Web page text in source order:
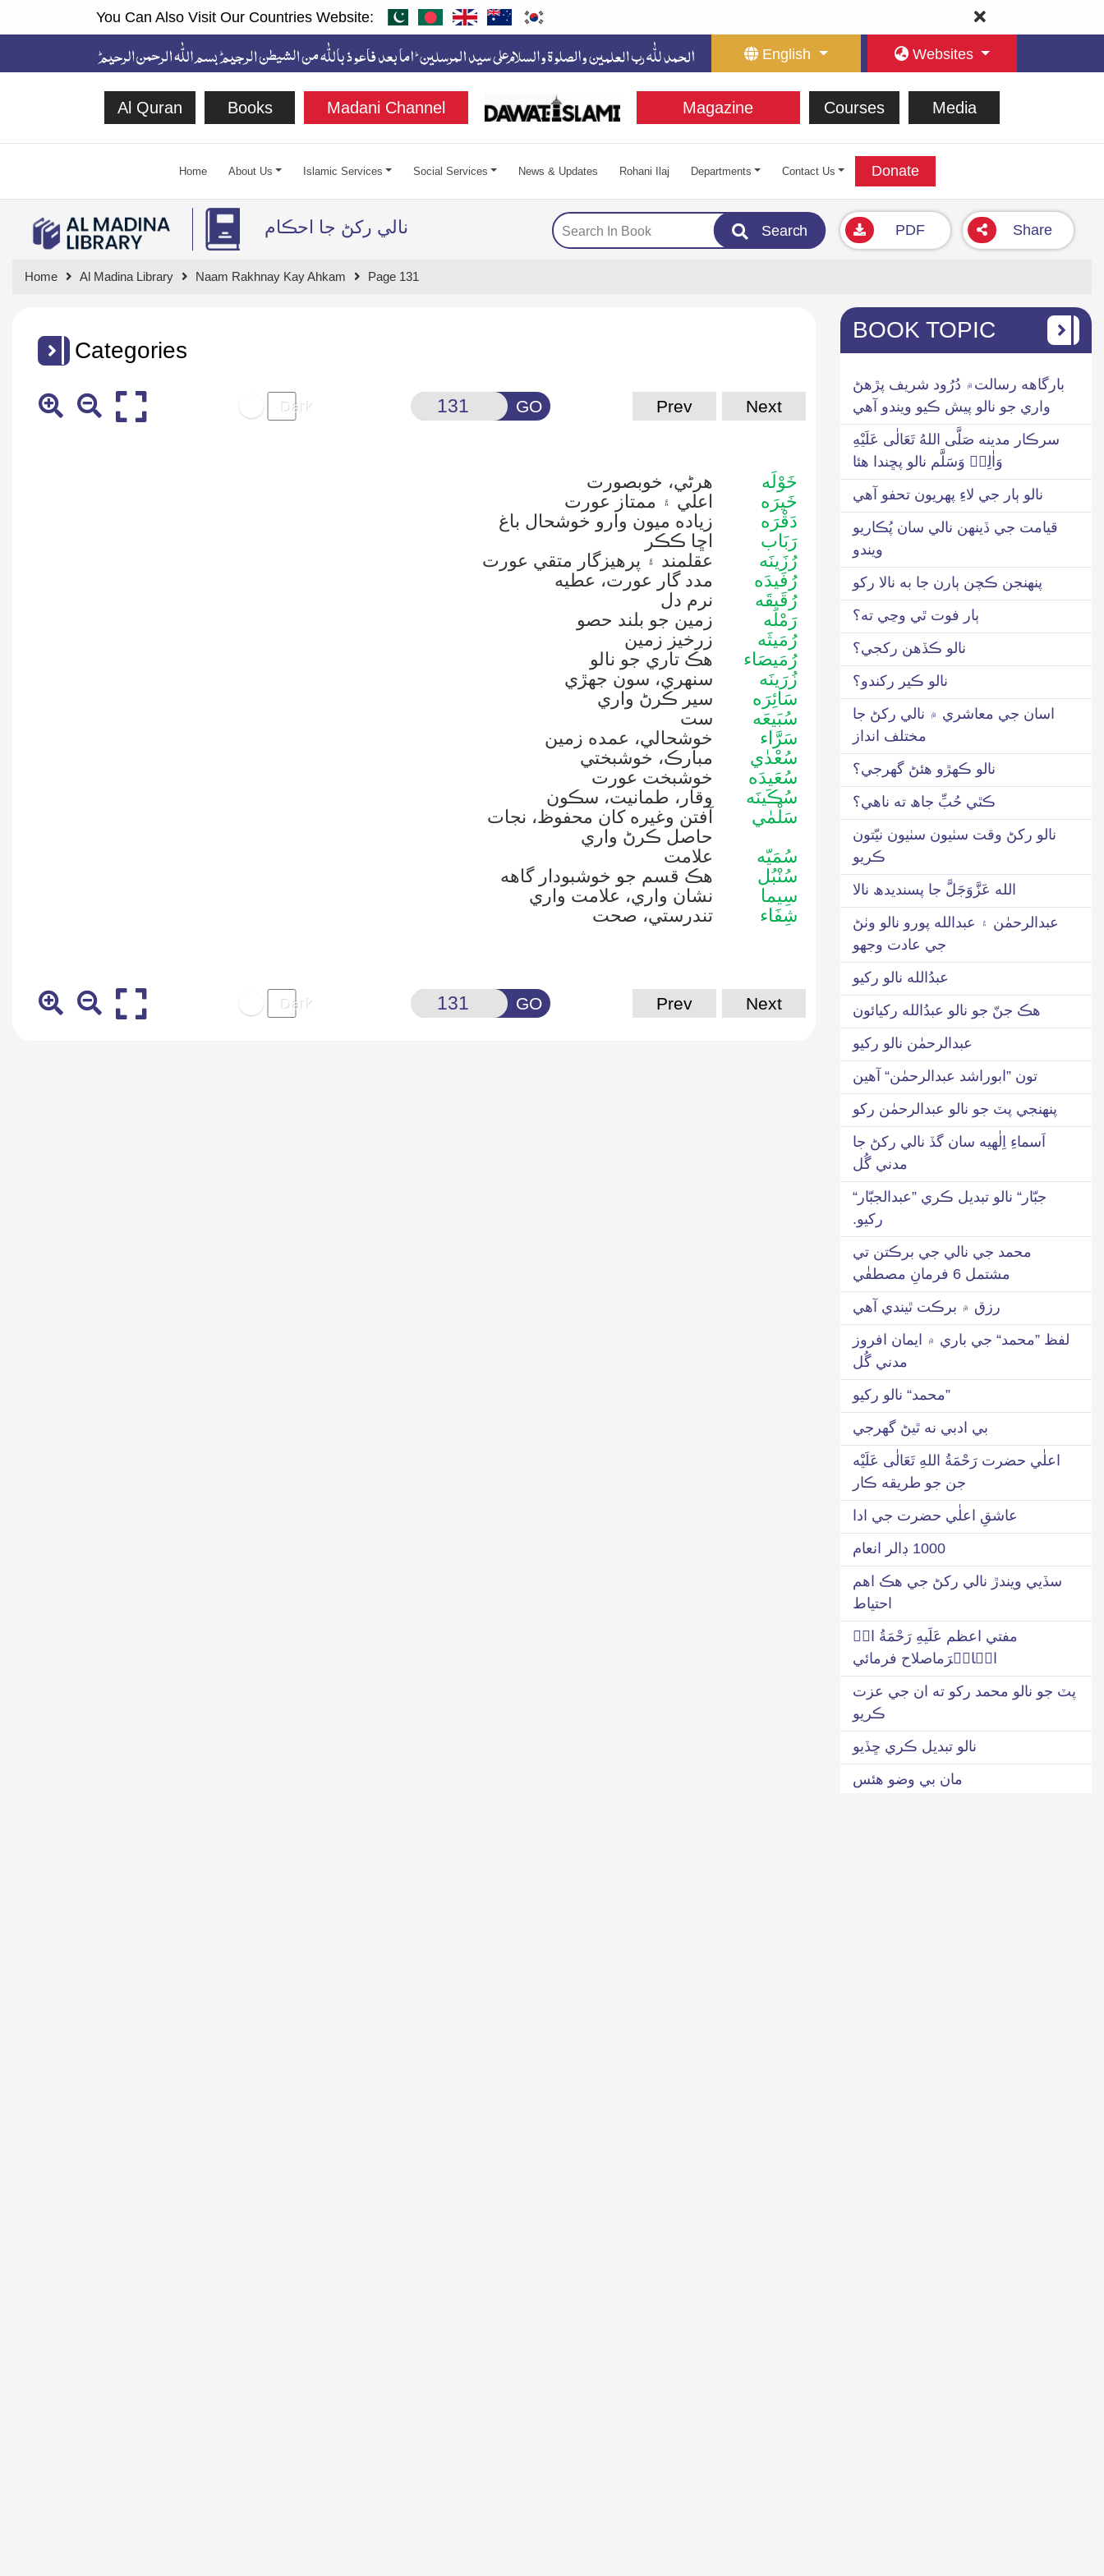
You Can Also Visit Our Countries Website:
English Websites
Al Quran Books Madani Channel Magazine Courses Media
Home About Us Islamic Services Social Services News & Updates Rohani Ilaj Departments Contact Us Donate
نالي رکڻ جا احڪام Search PDF Share
Home Al Madina Library Naam Rakhnay Kay Ahkam Page 131
Categories
GO Prev Next
خَوْلَه
هرڻي، خوبصورت
خَيرَه
اعلي ۽ ممتاز عورت
دَقْرَه
زياده ميون وارو خوشحال باغ
رَبَاب
اڇا ڪڪر
رُزَينَه
عقلمند ۽ پرهيزگار متقي عورت
رُفَيدَه
مدد گار عورت، عطيه
رُقَيقَه
نرم دل
رَمْلَه
زمين جو بلند حصو
رُمَيثَه
زرخيز زمين
رُمَيصَاء
هڪ تاري جو نالو
زُرَينَه
سنهري، سون جهڙي
سَائِرَه
سير ڪرڻ واري
سُبَيعَه
ست
سَرَّاء
خوشحالي، عمده زمين
سُعْدٰي
مبارڪ، خوشبختي
سُعَيدَه
خوشبخت عورت
سُڪَينَه
وقار، طمانيت، سڪون
سَلْمٰي
آفتن وغيره کان محفوظ، نجات
حاصل ڪرڻ واري
سُمَيّه
علامت
سُنْبُل
هڪ قسم جو خوشبودار گاهه
سِيما
نشان واري، علامت واري
شِفَاء
تندرستي، صحت
GO Prev Next
BOOK TOPIC
بارگاھه رسالت۾ دُرُود شريف پڙهڻ
واري جو نالو پيش ڪيو ويندو آهي
سرڪار مدينه صَلَّى اللهُ تَعَالٰى عَلَيْهِ
وَاٰلِهٖ وَسَلَّم نالو پڇندا هئا
نالو ٻار جي لاءِ پهريون تحفو آهي
قيامت جي ڏينهن نالي سان پُڪاريو
ويندو
پنهنجن ڪچن ٻارن جا به نالا رکو
ٻار فوت ٿي وڃي ته؟
نالو ڪڏهن رکجي؟
نالو ڪير رکندو؟
اسان جي معاشري ۾ نالي رکڻ جا
مختلف انداز
نالو ڪهڙو هئڻ گھرجي؟
ڪٿي حُبِّ جاھ ته ناهي؟
نالو رکڻ وقت سٺيون سٺيون نيّتون
ڪريو
الله عَزَّوَجَلَّ جا پسنديدھ نالا
عبدالرحمٰن ۽ عبدالله پورو نالو وٺڻ
جي عادت وجھو
عبدُالله نالو رکيو
هڪ جنّ جو نالو عبدُالله رکيائون
عبدالرحمٰن نالو رکيو
تون ”ابوراشد عبدالرحمٰن“ آهين
پنهنجي پٽ جو نالو عبدالرحمٰن رکو
اَسماءِ اِلٰهيه سان گڏ نالي رکڻ جا
مدني گُل
جبّار“ نالو تبديل ڪري ”عبدالجبّار“
رکيو.
محمد جي نالي جي برڪتن تي
مشتمل 6 فرمانِ مصطفٰي
رزق ۾ برڪت ٿيندي آهي
لفظ ”محمد“ جي باري ۾ ايمان افروز
مدني گُل
”محمد“ نالو رکيو
بي ادبي نه ٿيڻ گھرجي
اعلٰي حضرت رَحْمَةُ اللهِ تَعَالٰی عَلَيْه
جن جو طريقه ڪار
عاشقِ اعلٰي حضرت جي ادا
1000 ڊالر انعام
سڏيي ويندڙ نالي رکڻ جي هڪ اهم
احتياط
مفتي اعظم عَلَیهِ رَحْمَةُ اﷲِ
الۡاکۡرَماصلاح فرمائي
پٽ جو نالو محمد رکو ته ان جي عزت
ڪريو
نالو تبديل ڪري ڇڏيو
مان بي وضو هئس